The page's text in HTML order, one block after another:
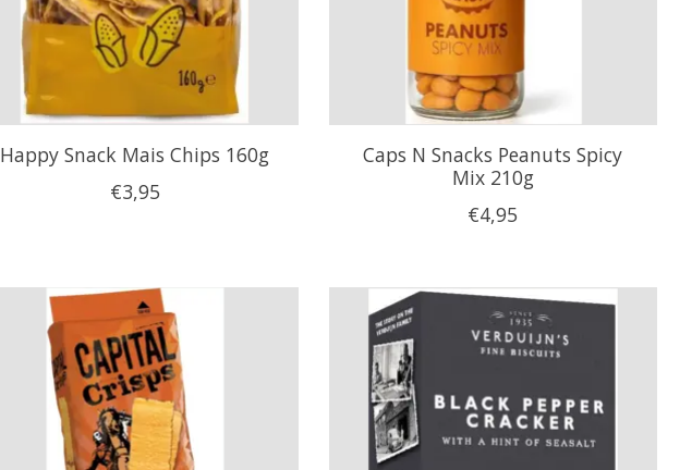
Happy Snack Mais Chips 160g
€3,95
Caps N Snacks Peanuts Spicy
Mix 210g
€4,95